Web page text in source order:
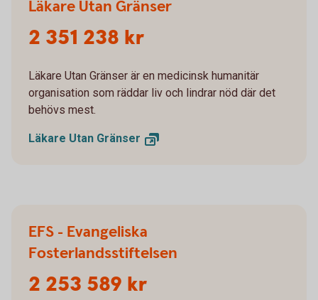
Läkare Utan Gränser
2 351 238 kr
Läkare Utan Gränser är en medicinsk humanitär
organisation som räddar liv och lindrar nöd där det
behövs mest.
Läkare Utan Gränser
EFS - Evangeliska
Fosterlandsstiftelsen
2 253 589 kr